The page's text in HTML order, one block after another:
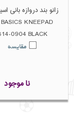
زانو بند دروازه بانی
KNEEPAD
0904 BLACK
مقایسه
نا موجود